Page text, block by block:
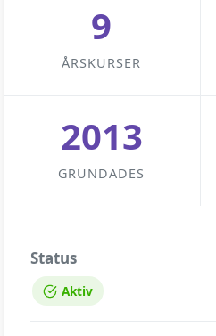
9
ÅRSKURSER
2013
GRUNDADES
Status
Aktiv